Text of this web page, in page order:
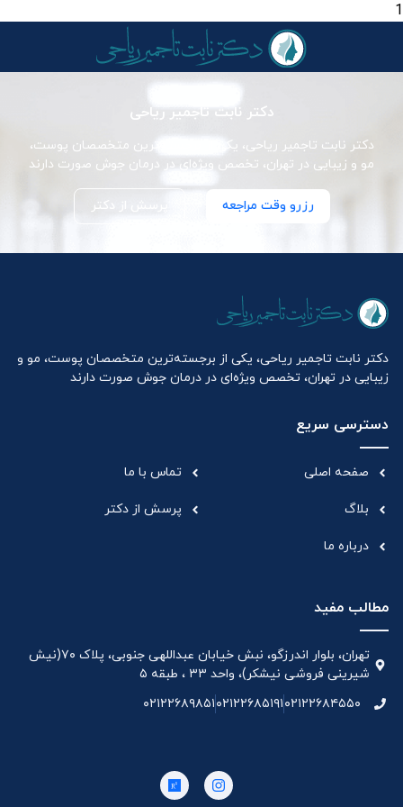
1
دکتر نابت تاجمیر ریاحی
دکتر نابت تاجمیر ریاحی، یکی از برجسته‌ترین متخصصان پوست،
مو و زیبایی در تهران، تخصص ویژه‌ای در درمان جوش صورت دارند
رزرو وقت مراجعه پرسش از دکتر
دکتر نابت تاجمیر ریاحی، یکی از برجسته‌ترین متخصصان پوست، مو و
زیبایی در تهران، تخصص ویژه‌ای در درمان جوش صورت دارند
دسترسی سریع
صفحه اصلی
بلاگ
درباره ما
تماس با ما
پرسش از دکتر
مطالب مفید
تهران، بلوار اندرزگو، نبش خیابان عبداللهی جنوبی، پلاک ۷۰(نیش
شیرینی فروشی نیشکر)، واحد ۳۳ ، طبقه ۵
۰۲۱۲۲۶۸۴۵۵۰۰۲۱۲۲۶۸۵۱۹۱۰۲۱۲۲۶۸۹۸۵۱